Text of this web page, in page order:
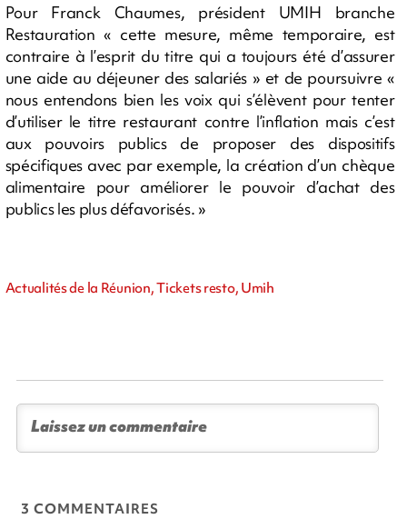
Pour Franck Chaumes, président UMIH branche
Restauration « cette mesure, même temporaire, est
contraire à l’esprit du titre qui a toujours été d’assurer
une aide au déjeuner des salariés » et de poursuivre «
nous entendons bien les voix qui s’élèvent pour tenter
d’utiliser le titre restaurant contre l’inflation mais c’est
aux pouvoirs publics de proposer des dispositifs
spécifiques avec par exemple, la création d’un chèque
alimentaire pour améliorer le pouvoir d’achat des
publics les plus défavorisés. »
Actualités de la Réunion, Tickets resto, Umih
3 COMMENTAIRES